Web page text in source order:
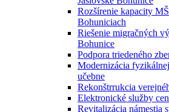
Rozšírenie kapacity
Bohuniciach
Riešenie migračných
Bohunice
Podpora triedeného
Modernizácia
učebne
Rekonštrrukcia
Elektronické služby
Revitalizácia námestia